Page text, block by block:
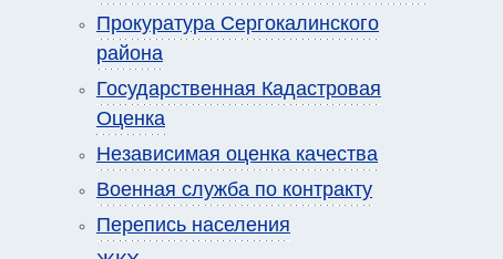
Прокуратура Сергокалинского
района
Государственная Кадастровая
Оценка
Независимая оценка качества
Военная служба по контракту
Перепись населения